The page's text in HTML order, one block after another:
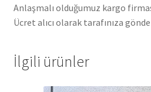
Anlaşmalı olduğumuz kargo
Ücret alıcı olarak tarafınıza
İlgili ürünler